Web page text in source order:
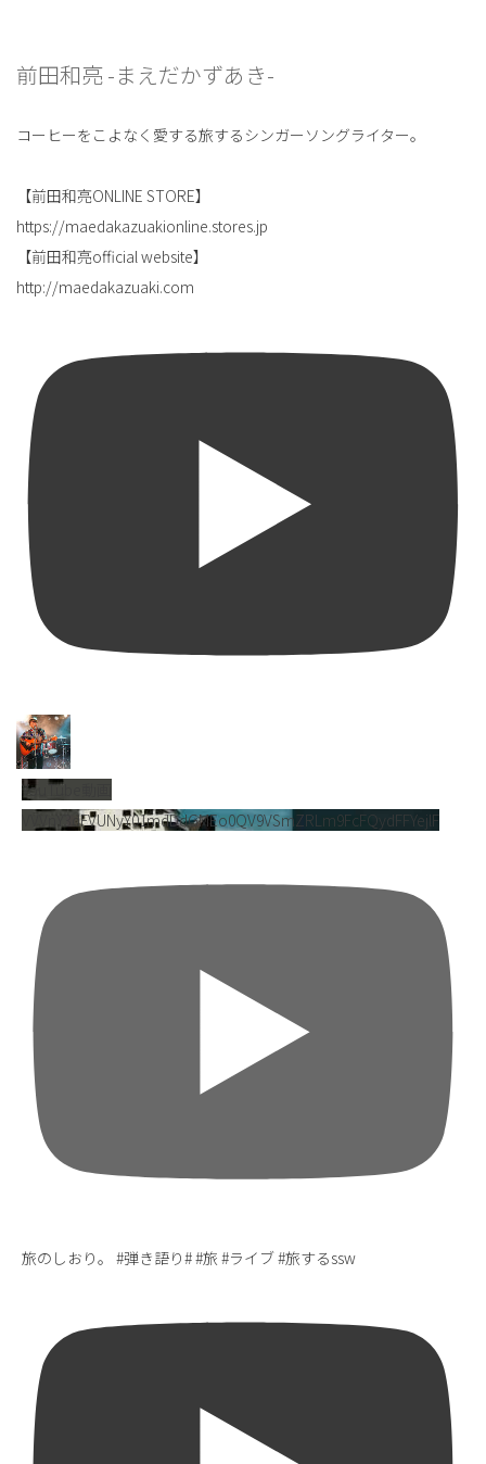
前田和亮 -まえだかずあき-
コーヒーをこよなく愛する旅するシンガーソングライター。
【前田和亮ONLINE STORE】
https://maedakazuakionline.stores.jp
【前田和亮official website】
http://maedakazuaki.com
YouTube動画
VVVnY3dFVUNyY01mdDdGMEo0QV9VSmZRLm9FcFQydFFYejlF
旅のしおり。 #弾き語り# #旅 #ライブ #旅するssw